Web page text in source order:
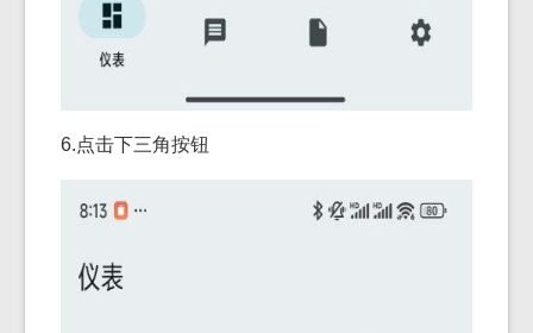
6.点击下三角按钮